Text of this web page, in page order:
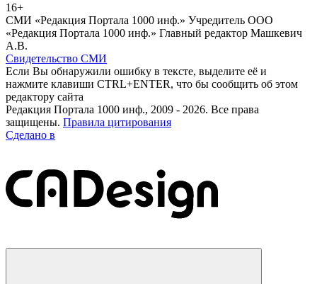
16+
СМИ «Редакция Портала 1000 инф.» Учредитель ООО
«Редакция Портала 1000 инф.» Главный редактор Машкевич
А.В.
Свидетельство СМИ
Если Вы обнаружили ошибку в тексте, выделите её и
нажмите клавиши CTRL+ENTER, что бы сообщить об этом
редактору сайта
Редакция Портала 1000 инф., 2009 - 2026. Все права
защищены. Правила цитирования
Сделано в